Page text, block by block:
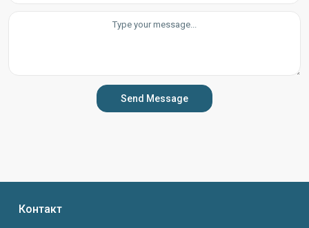
Send Message
Контакт